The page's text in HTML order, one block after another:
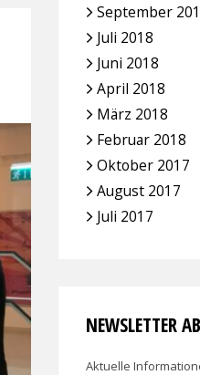
September
Juli 2018
Juni 2018
April 2018
März 2018
Februar 2018
Oktober 2017
August 2017
Juli 2017
NEWSLETTER
Aktuelle